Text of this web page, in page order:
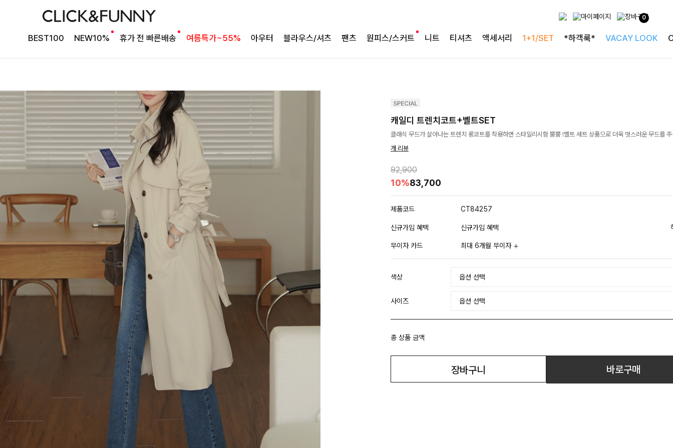
0
BEST100 NEW10% 휴가 전 빠른배송 여름특가~55% 아우터 블라우스/셔츠 팬츠 원피스/스커트 니트 티셔츠 액세서리 1+1/SET *하객룩* VACAY LOOK
캐일디 트렌치코트+벨트SET
클래식 무드가 살아나는 트렌치 롱코트를 착용하면 스타일리시함 뿜뿜 !벨트 세트 상품으로 더욱 멋스러운 무드를
개 리뷰
92,900
10%83,700
제품코드 CT84257
신규가입 혜택 신규가입 혜택
무이자 카드 최대 6개월 무이자
색상
사이즈
총 상품 금액
장바구니 바로구매